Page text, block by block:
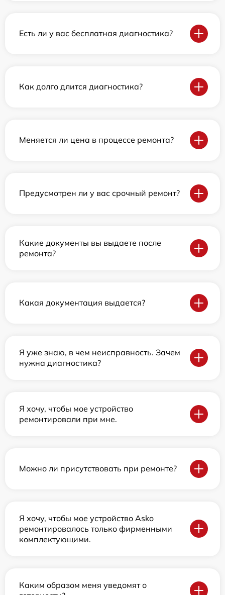
Есть ли у вас бесплатная диагностика?
Как долго длится диагностика?
Меняется ли цена в процессе ремонта?
Предусмотрен ли у вас срочный ремонт?
Какие документы вы выдаете после
ремонта?
Какая документация выдается?
Я уже знаю, в чем неисправность. Зачем
нужна диагностика?
Я хочу, чтобы мое устройство
ремонтировали при мне.
Можно ли присутствовать при ремонте?
Я хочу, чтобы мое устройство Asko
ремонтировалось только фирменными
комплектующими.
Каким образом меня уведомят о